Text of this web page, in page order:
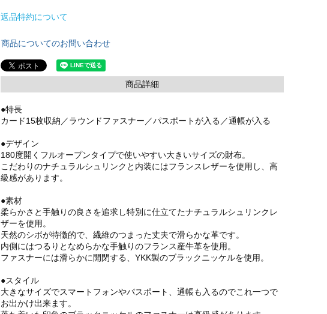
返品特約について
商品についてのお問い合わせ
商品詳細
●特長
カード15枚収納／ラウンドファスナー／パスポートが入る／通帳が入る
●デザイン
180度開くフルオープンタイプで使いやすい大きいサイズの財布。
こだわりのナチュラルシュリンクと内装にはフランスレザーを使用し、高
級感があります。
●素材
柔らかさと手触りの良さを追求し特別に仕立てたナチュラルシュリンクレ
ザーを使用。
天然のシボが特徴的で、繊維のつまった丈夫で滑らかな革です。
内側にはつるりとなめらかな手触りのフランス産牛革を使用。
ファスナーには滑らかに開閉する、YKK製のブラックニッケルを使用。
●スタイル
大きなサイズでスマートフォンやパスポート、通帳も入るのでこれ一つで
お出かけ出来ます。